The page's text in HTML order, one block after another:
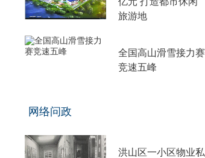
旅游地
全国高山滑雪接力赛
竞速五峰
网络问政
洪山区一小区物业私